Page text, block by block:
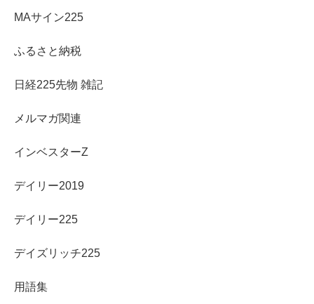
MAサイン225
ふるさと納税
日経225先物 雑記
メルマガ関連
インベスターZ
デイリー2019
デイリー225
デイズリッチ225
用語集